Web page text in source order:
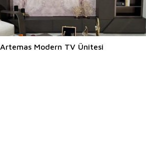
Artemas Modern TV Ünitesi